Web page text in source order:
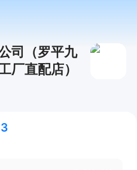
司（罗平九
厂直配店）